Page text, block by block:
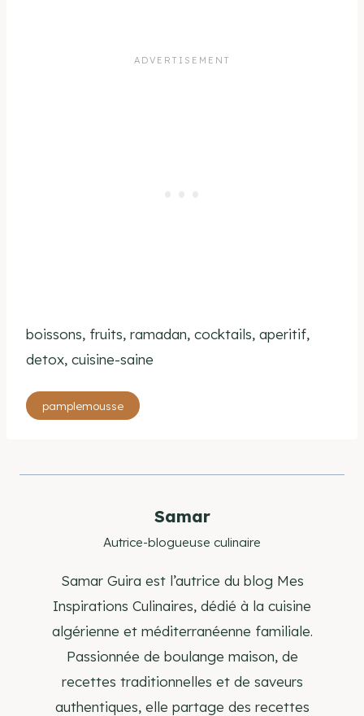
boissons, fruits, ramadan, cocktails, aperitif,
detox, cuisine-saine
Étiquettes
de
publication :
pamplemousse
Samar
Autrice-blogueuse culinaire
Samar Guira est l’autrice du blog Mes
Inspirations Culinaires, dédié à la cuisine
algérienne et méditerranéenne familiale.
Passionnée de boulange maison, de
recettes traditionnelles et de saveurs
authentiques, elle partage des recettes